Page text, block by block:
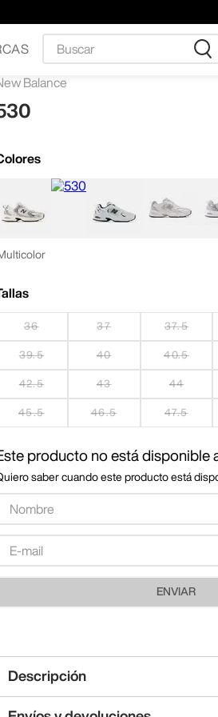
Balance
36 37 37.5
39.5 40 40.5
42.5 43 44
45.5 46.5 47.5
producto no está disponible
saber cuando este producto está
ENVIAR
Descripción